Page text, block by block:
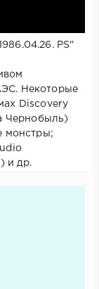
PS"
Некоторые
Discovery
Чернобыль)
монстры;
и др.